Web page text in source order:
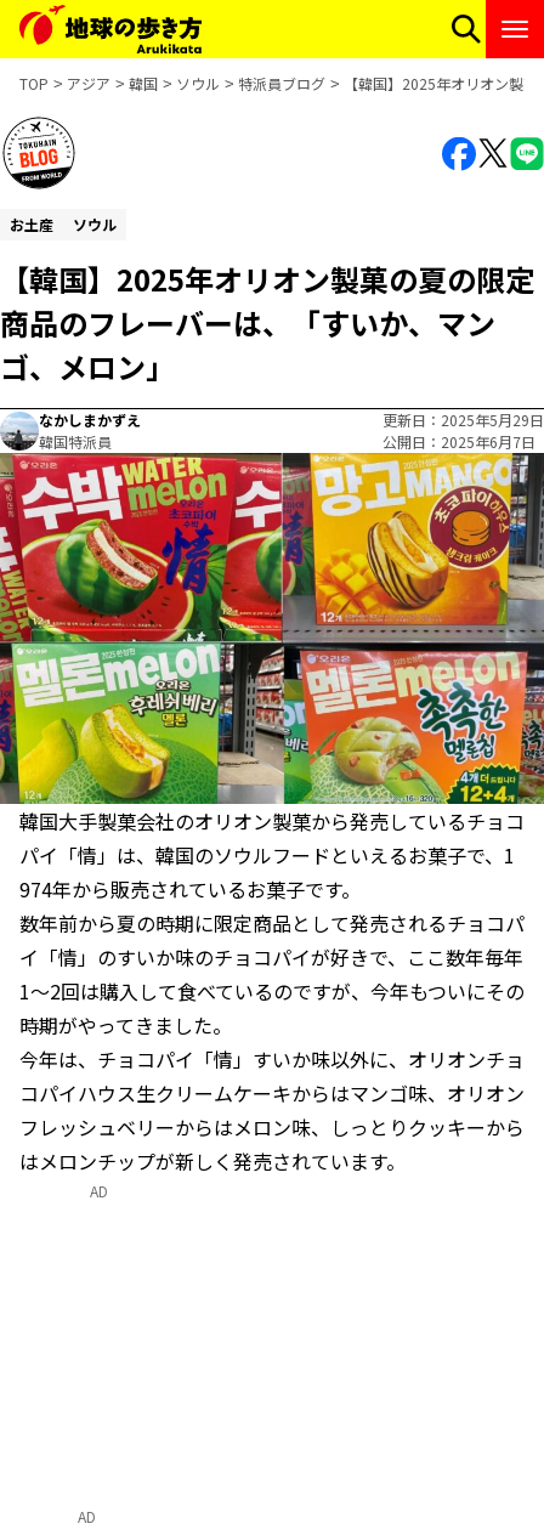
TOP アジア 韓国 ソウル 特派員ブログ 【韓国】2025年オリオン製
お土産 ソウル
【韓国】2025年オリオン製菓の夏の限定
商品のフレーバーは、「すいか、マン
ゴ、メロン」
なかしまかずえ
韓国特派員
更新日
2025年5月29日
公開日
2025年6月7日
韓国大手製菓会社のオリオン製菓から発売しているチョコ
パイ「情」は、韓国のソウルフードといえるお菓子で、1
974年から販売されているお菓子です。
数年前から夏の時期に限定商品として発売されるチョコパ
イ「情」のすいか味のチョコパイが好きで、ここ数年毎年
1～2回は購入して食べているのですが、今年もついにその
時期がやってきました。
今年は、チョコパイ「情」すいか味以外に、オリオンチョ
コパイハウス生クリームケーキからはマンゴ味、オリオン
フレッシュベリーからはメロン味、しっとりクッキーから
はメロンチップが新しく発売されています。
AD
AD